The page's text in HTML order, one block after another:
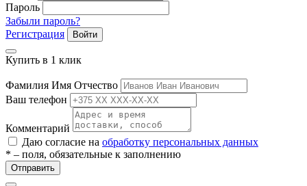
Пароль
Забыли пароль?
Регистрация
Войти
Купить в 1 клик
Фамилия Имя Отчество
Ваш телефон
Комментарий
Даю согласие на обработку персональных данных
* – поля, обязательные к заполнению
Отправить